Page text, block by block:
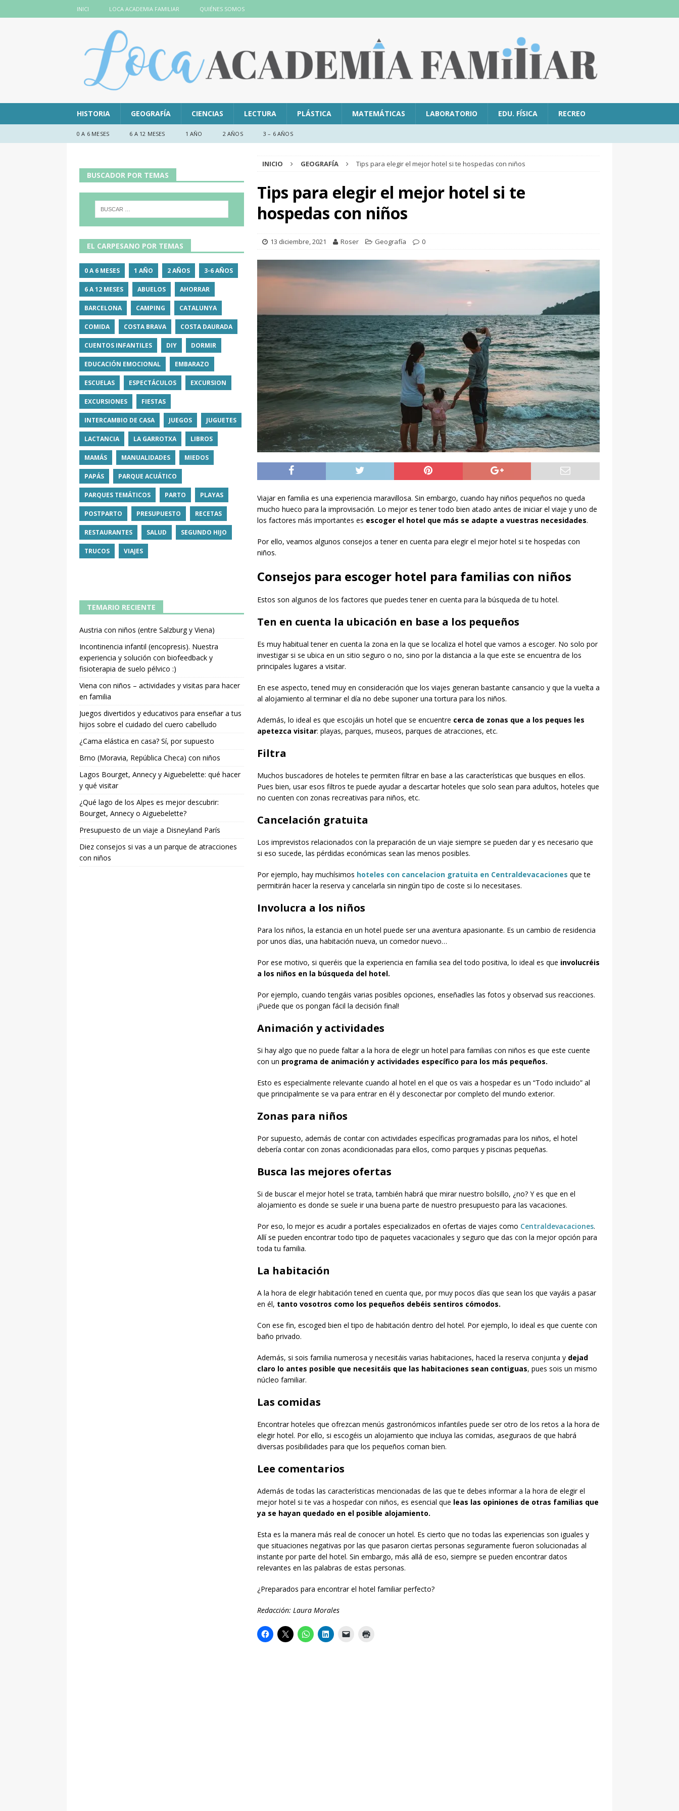
INICI LOCA ACADEMIA FAMILIAR QUIÉNES SOMOS
HISTORIA GEOGRAFÍA CIENCIAS LECTURA PLÁSTICA MATEMÁTICAS LABORATORIO EDU. FÍSICA RECREO
0 A 6 MESES 6 A 12 MESES 1 AÑO 2 AÑOS 3 – 6 AÑOS
INICIO GEOGRAFÍA Tips para elegir el mejor hotel si te hospedas con niños
Tips para elegir el mejor hotel si te
hospedas con niños
13 diciembre, 2021 Roser Geografía 0
Viajar en familia es una experiencia maravillosa. Sin embargo, cuando hay niños pequeños no queda
mucho hueco para la improvisación. Lo mejor es tener todo bien atado antes de iniciar el viaje y uno de
los factores más importantes es escoger el hotel que más se adapte a vuestras necesidades.
Por ello, veamos algunos consejos a tener en cuenta para elegir el mejor hotel si te hospedas con
niños.
Consejos para escoger hotel para familias con niños
Estos son algunos de los factores que puedes tener en cuenta para la búsqueda de tu hotel.
Ten en cuenta la ubicación en base a los pequeños
Es muy habitual tener en cuenta la zona en la que se localiza el hotel que vamos a escoger. No solo por
investigar si se ubica en un sitio seguro o no, sino por la distancia a la que este se encuentra de los
principales lugares a visitar.
En ese aspecto, tened muy en consideración que los viajes generan bastante cansancio y que la vuelta a
al alojamiento al terminar el día no debe suponer una tortura para los niños.
Además, lo ideal es que escojáis un hotel que se encuentre cerca de zonas que a los peques les
apetezca visitar: playas, parques, museos, parques de atracciones, etc.
Filtra
Muchos buscadores de hoteles te permiten filtrar en base a las características que busques en ellos.
Pues bien, usar esos filtros te puede ayudar a descartar hoteles que solo sean para adultos, hoteles que
no cuenten con zonas recreativas para niños, etc.
Cancelación gratuita
Los imprevistos relacionados con la preparación de un viaje siempre se pueden dar y es necesario que
si eso sucede, las pérdidas económicas sean las menos posibles.
Por ejemplo, hay muchísimos hoteles con cancelacion gratuita en Centraldevacaciones que te
permitirán hacer la reserva y cancelarla sin ningún tipo de coste si lo necesitases.
Involucra a los niños
Para los niños, la estancia en un hotel puede ser una aventura apasionante. Es un cambio de residencia
por unos días, una habitación nueva, un comedor nuevo…
Por ese motivo, si queréis que la experiencia en familia sea del todo positiva, lo ideal es que involucréis
a los niños en la búsqueda del hotel.
Por ejemplo, cuando tengáis varias posibles opciones, enseñadles las fotos y observad sus reacciones.
¡Puede que os pongan fácil la decisión final!
Animación y actividades
Si hay algo que no puede faltar a la hora de elegir un hotel para familias con niños es que este cuente
con un programa de animación y actividades específico para los más pequeños.
Esto es especialmente relevante cuando al hotel en el que os vais a hospedar es un “Todo incluido” al
que principalmente se va para entrar en él y desconectar por completo del mundo exterior.
Zonas para niños
Por supuesto, además de contar con actividades específicas programadas para los niños, el hotel
debería contar con zonas acondicionadas para ellos, como parques y piscinas pequeñas.
Busca las mejores ofertas
Si de buscar el mejor hotel se trata, también habrá que mirar nuestro bolsillo, ¿no? Y es que en el
alojamiento es donde se suele ir una buena parte de nuestro presupuesto para las vacaciones.
Por eso, lo mejor es acudir a portales especializados en ofertas de viajes como Centraldevacaciones.
Allí se pueden encontrar todo tipo de paquetes vacacionales y seguro que das con la mejor opción para
toda tu familia.
La habitación
A la hora de elegir habitación tened en cuenta que, por muy pocos días que sean los que vayáis a pasar
en él, tanto vosotros como los pequeños debéis sentiros cómodos.
Con ese fin, escoged bien el tipo de habitación dentro del hotel. Por ejemplo, lo ideal es que cuente con
baño privado.
Además, si sois familia numerosa y necesitáis varias habitaciones, haced la reserva conjunta y dejad
claro lo antes posible que necesitáis que las habitaciones sean contiguas, pues sois un mismo
núcleo familiar.
Las comidas
Encontrar hoteles que ofrezcan menús gastronómicos infantiles puede ser otro de los retos a la hora de
elegir hotel. Por ello, si escogéis un alojamiento que incluya las comidas, aseguraos de que habrá
diversas posibilidades para que los pequeños coman bien.
Lee comentarios
Además de todas las características mencionadas de las que te debes informar a la hora de elegir el
mejor hotel si te vas a hospedar con niños, es esencial que leas las opiniones de otras familias que
ya se hayan quedado en el posible alojamiento.
Esta es la manera más real de conocer un hotel. Es cierto que no todas las experiencias son iguales y
que situaciones negativas por las que pasaron ciertas personas seguramente fueron solucionadas al
instante por parte del hotel. Sin embargo, más allá de eso, siempre se pueden encontrar datos
relevantes en las palabras de estas personas.
¿Preparados para encontrar el hotel familiar perfecto?
Redacción: Laura Morales
BUSCADOR POR TEMAS
EL CARPESANO POR TEMAS
0 A 6 MESES 1 AÑO 2 AÑOS 3-6 AÑOS
6 A 12 MESES ABUELOS AHORRAR
BARCELONA CAMPING CATALUNYA
COMIDA COSTA BRAVA COSTA DAURADA
CUENTOS INFANTILES DIY DORMIR
EDUCACIÓN EMOCIONAL EMBARAZO
ESCUELAS ESPECTÁCULOS EXCURSION
EXCURSIONES FIESTAS
INTERCAMBIO DE CASA JUEGOS JUGUETES
LACTANCIA LA GARROTXA LIBROS
MAMÁS MANUALIDADES MIEDOS
PAPÁS PARQUE ACUÁTICO
PARQUES TEMÁTICOS PARTO PLAYAS
POSTPARTO PRESUPUESTO RECETAS
RESTAURANTES SALUD SEGUNDO HIJO
TRUCOS VIAJES
TEMARIO RECIENTE
Austria con niños (entre Salzburg y Viena)
Incontinencia infantil (encopresis). Nuestra
experiencia y solución con biofeedback y
fisioterapia de suelo pélvico :)
Viena con niños – actividades y visitas para hacer
en familia
Juegos divertidos y educativos para enseñar a tus
hijos sobre el cuidado del cuero cabelludo
¿Cama elástica en casa? Sí, por supuesto
Brno (Moravia, República Checa) con niños
Lagos Bourget, Annecy y Aiguebelette: qué hacer
y qué visitar
¿Qué lago de los Alpes es mejor descubrir:
Bourget, Annecy o Aiguebelette?
Presupuesto de un viaje a Disneyland París
Diez consejos si vas a un parque de atracciones
con niños